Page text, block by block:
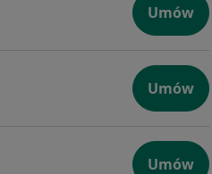
Umów
Umów
Umów